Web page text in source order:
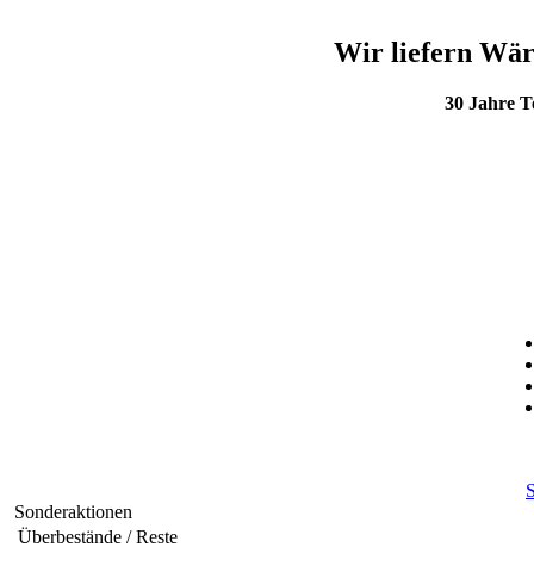
Wir liefern
30 Jahre
Sonderaktionen
Überbestände / Reste